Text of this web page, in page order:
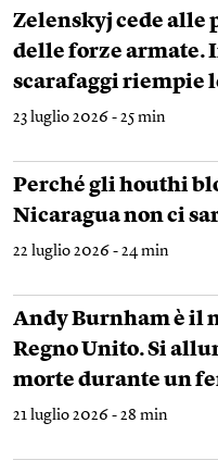
Zelenskyj cede alle
delle forze armate.
scarafaggi riempie
23 luglio 2026 - 25 min
Perché gli houthi
Nicaragua non ci
22 luglio 2026 - 24 min
Andy Burnham è il
Regno Unito. Si
morte durante un
21 luglio 2026 - 28 min